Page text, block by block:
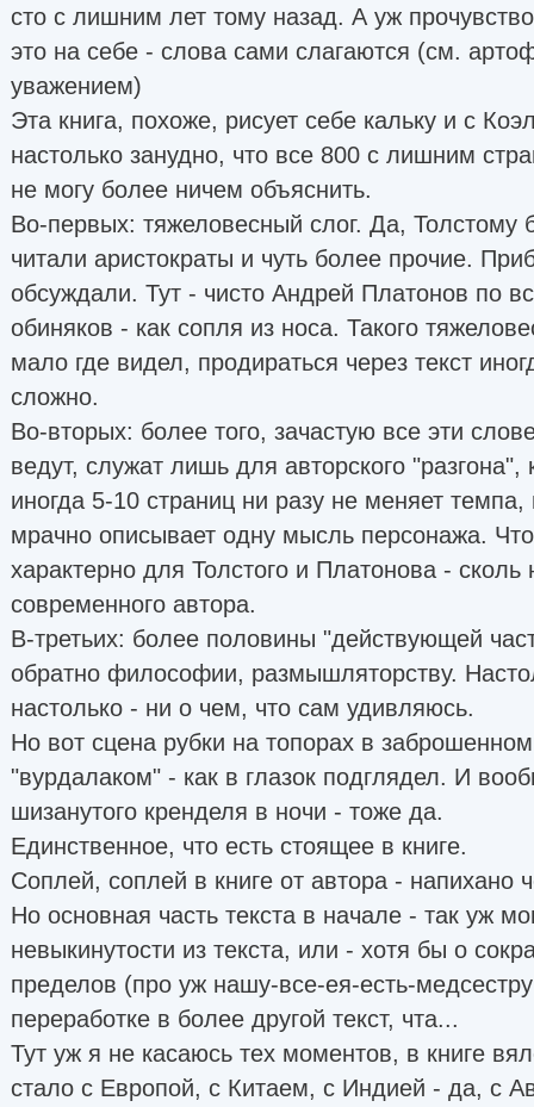
сто с лишним лет тому назад. А уж
это на себе - слова сами слагаются (см.
уважением)
Эта книга, похоже, рисует себе кальку и с
настолько занудно, что все 800 с лишним
не могу более ничем объяснить.
Во-первых: тяжеловесный слог. Да, Толстому
читали аристократы и чуть более прочие.
обсуждали. Тут - чисто Андрей Платонов по
обиняков - как сопля из носа. Такого
мало где видел, продираться через текст
сложно.
Во-вторых: более того, зачастую все эти
ведут, служат лишь для авторского
иногда 5-10 страниц ни разу не меняет
мрачно описывает одну мысль персонажа.
характерно для Толстого и Платонова - сколь
современного автора.
В-третьих: более половины "действующей
обратно философии, размышляторству.
настолько - ни о чем, что сам удивляюсь.
Но вот сцена рубки на топорах в
"вурдалаком" - как в глазок подглядел. И
шизанутого кренделя в ночи - тоже да.
Единственное, что есть стоящее в книге.
Соплей, соплей в книге от автора - напихано
Но основная часть текста в начале - так уж
невыкинутости из текста, или - хотя бы о
пределов (про уж нашу-все-ея-есть-
переработке в более другой текст, чта...
Тут уж я не касаюсь тех моментов, в книге
стало с Европой, с Китаем, с Индией - да, с